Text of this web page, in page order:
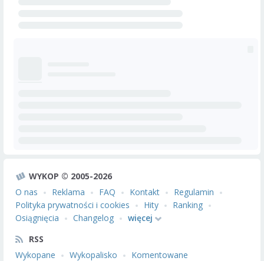
WYKOP © 2005-2026
O nas
Reklama FAQ Kontakt
Regulamin
Polityka prywatności i cookies
Hity
Ranking
Osiągnięcia
Changelog
więcej
RSS
Wykopane
Wykopalisko Komentowane